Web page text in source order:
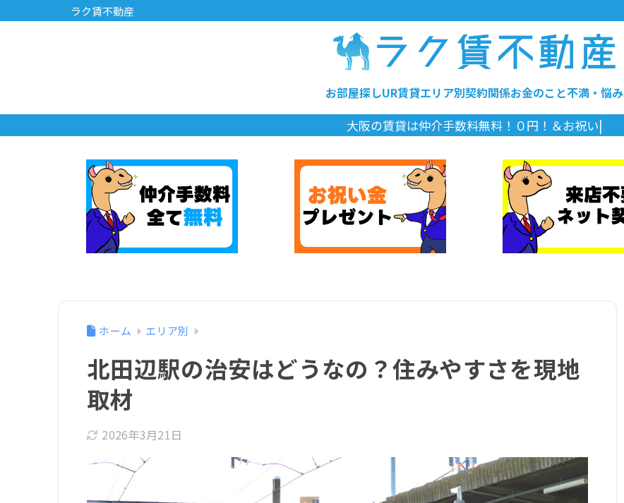
ラク賃不動産
お部屋探しUR賃貸エリア別契約関係お金のこと不満・悩み
|
ホーム エリア別
北田辺駅の治安はどうなの？住みやすさを現地
取材
2026年3月21日